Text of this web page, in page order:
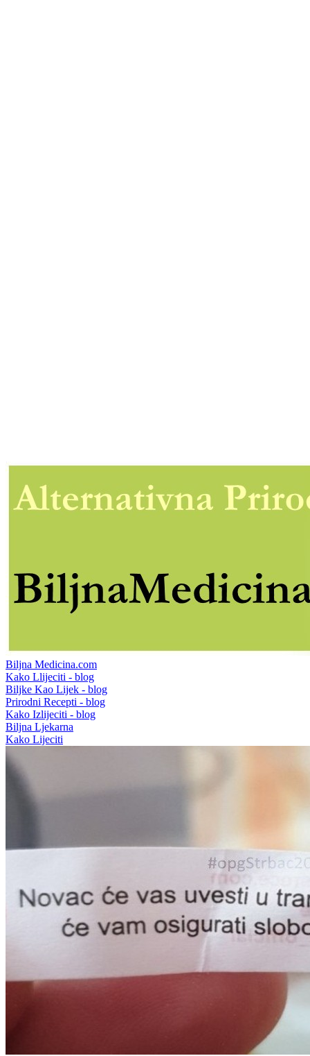
Biljna Medicina.com
Kako Llijeciti - blog
Biljke Kao Lijek - blog
Prirodni Recepti - blog
Kako Izlijeciti - blog
Biljna Ljekarna
Kako Lijeciti